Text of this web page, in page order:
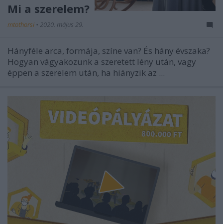
Mi a szerelem?
mtothorsi • 2020. május 29.
Hányféle arca, formája, színe van? És hány évszaka?
Hogyan vágyakozunk a szeretett lény után, vagy
éppen a szerelem után, ha hiányzik az ...